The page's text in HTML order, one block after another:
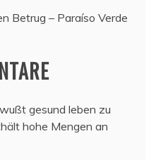
Betrug – Paraíso Verde
gesund leben zu
hohe Mengen an